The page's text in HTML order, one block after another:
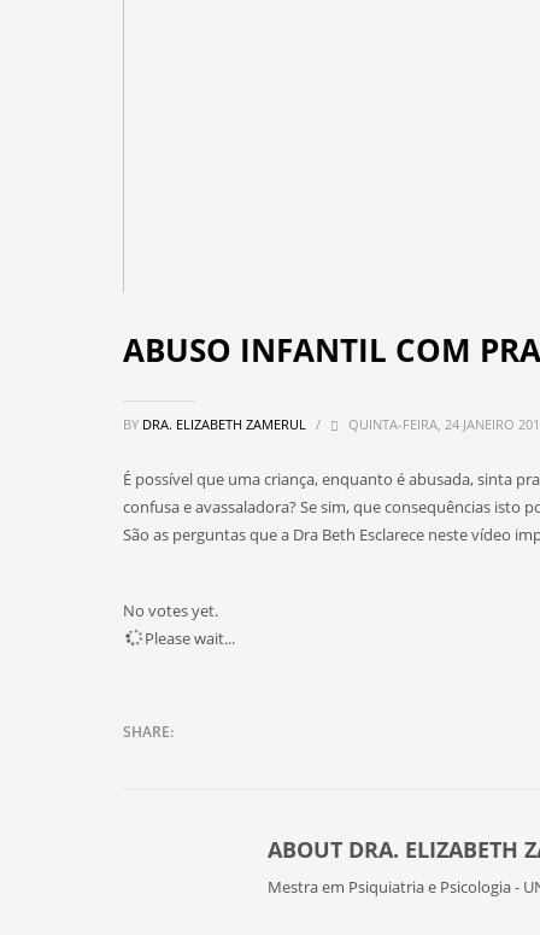
ABUSO INFANTIL COM
BY DRA. ELIZABETH ZAMERUL / QUINTA-FEIRA, 24 JANEIRO
É possível que uma criança, enquanto é abusada, sinta
confusa e avassaladora? Se sim, que consequências isto
São as perguntas que a Dra Beth Esclarece neste vídeo
No votes yet.
Please wait...
ABOUT DRA. ELIZABETH
Mestra em Psiquiatria e Psicologia -